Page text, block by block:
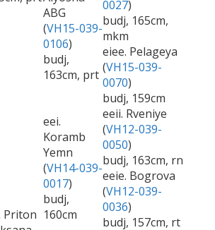
ABG
(VH15-039-
0106)
budj,
163cm, prt
0027)
budj, 165cm,
mkm
eiee. Pelageya
(VH15-039-
0070)
budj, 159cm
Priton
eei.
Koramb
Yemn
(VH14-039-
0017)
budj,
160cm
eeii. Rveniye
(VH12-039-
0050)
budj, 163cm, rn
eeie. Bogrova
(VH12-039-
0036)
budj, 157cm, rt